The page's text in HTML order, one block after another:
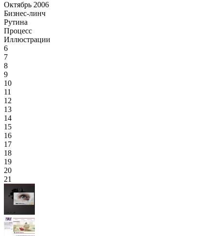
Октябрь 2006
Бизнес-линч
Рутина
Процесс
Иллюстрации
6
7
8
9
10
11
12
13
14
15
16
17
18
19
20
21